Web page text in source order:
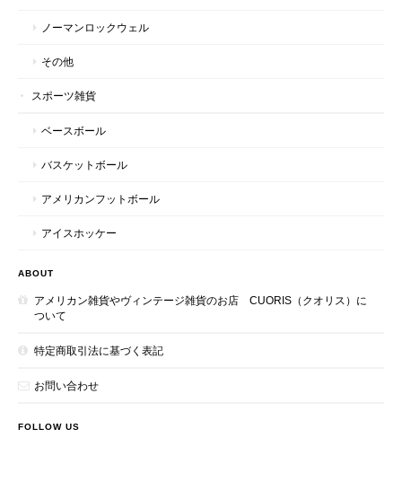
ノーマンロックウェル
その他
スポーツ雑貨
ベースボール
バスケットボール
アメリカンフットボール
アイスホッケー
ABOUT
アメリカン雑貨やヴィンテージ雑貨のお店 CUORIS（クオリス）に
ついて
特定商取引法に基づく表記
お問い合わせ
FOLLOW US